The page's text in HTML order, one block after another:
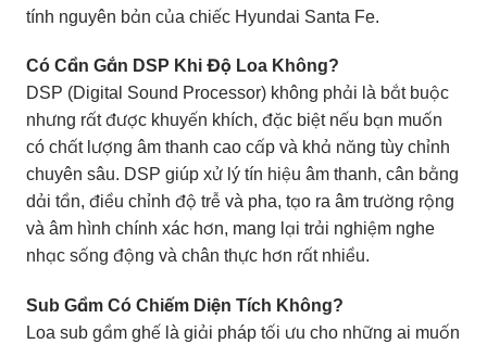
tính nguyên bản của chiếc Hyundai Santa Fe.
Có Cần Gắn DSP Khi Độ Loa Không?
DSP (Digital Sound Processor) không phải là bắt buộc
nhưng rất được khuyến khích, đặc biệt nếu bạn muốn
có chất lượng âm thanh cao cấp và khả năng tùy chỉnh
chuyên sâu. DSP giúp xử lý tín hiệu âm thanh, cân bằng
dải tần, điều chỉnh độ trễ và pha, tạo ra âm trường rộng
và âm hình chính xác hơn, mang lại trải nghiệm nghe
nhạc sống động và chân thực hơn rất nhiều.
Sub Gầm Có Chiếm Diện Tích Không?
Loa sub gầm ghế là giải pháp tối ưu cho những ai muốn